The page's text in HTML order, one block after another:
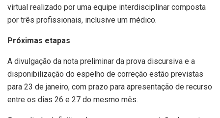
virtual realizado por uma equipe interdisciplinar composta
por três profissionais, inclusive um médico.
Próximas etapas
A divulgação da nota preliminar da prova discursiva e a
disponibilização do espelho de correção estão previstas
para 23 de janeiro, com prazo para apresentação de recurso
entre os dias 26 e 27 do mesmo mês.